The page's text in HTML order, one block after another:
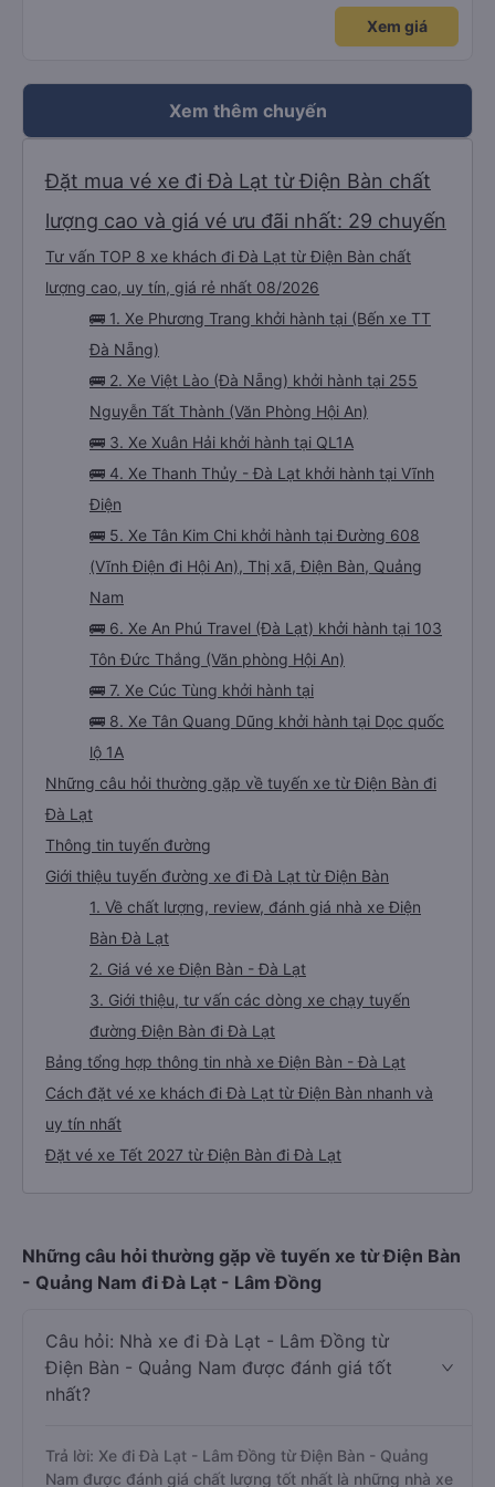
bạn ấy nha. Nếu bạn ấy bị trừ thì bảo bạn ấy liên hệ sđt của mình, mình hỗ
trợ ạ. Số mình đuôi 666, chuyến ĐH-NT ngày 16/1. À các bạn nữ lễ tân xinh
iu còn đổi cho mình phòng đơn sang đôi xong còn note là (một mình) yêu
Xem giá
Xem thêm chuyến
Đặt mua vé xe đi Đà Lạt từ Điện Bàn chất
lượng cao và giá vé ưu đãi nhất: 29 chuyến
Tư vấn TOP 8 xe khách đi Đà Lạt từ Điện Bàn chất
lượng cao, uy tín, giá rẻ nhất 08/2026
🚌 1. Xe Phương Trang khởi hành tại (Bến xe TT
Đà Nẵng)
🚌 2. Xe Việt Lào (Đà Nẵng) khởi hành tại 255
Nguyễn Tất Thành (Văn Phòng Hội An)
🚌 3. Xe Xuân Hải khởi hành tại QL1A
🚌 4. Xe Thanh Thủy - Đà Lạt khởi hành tại Vĩnh
Điện
🚌 5. Xe Tân Kim Chi khởi hành tại Đường 608
(Vĩnh Điện đi Hội An), Thị xã, Điện Bàn, Quảng
Nam
🚌 6. Xe An Phú Travel (Đà Lạt) khởi hành tại 103
Tôn Đức Thắng (Văn phòng Hội An)
🚌 7. Xe Cúc Tùng khởi hành tại
🚌 8. Xe Tân Quang Dũng khởi hành tại Dọc quốc
lộ 1A
Những câu hỏi thường gặp về tuyến xe từ Điện Bàn đi
Đà Lạt
Thông tin tuyến đường
Giới thiệu tuyến đường xe đi Đà Lạt từ Điện Bàn
1. Về chất lượng, review, đánh giá nhà xe Điện
Bàn Đà Lạt
2. Giá vé xe Điện Bàn - Đà Lạt
3. Giới thiệu, tư vấn các dòng xe chạy tuyến
đường Điện Bàn đi Đà Lạt
Bảng tổng hợp thông tin nhà xe Điện Bàn - Đà Lạt
Cách đặt vé xe khách đi Đà Lạt từ Điện Bàn nhanh và
uy tín nhất
Đặt vé xe Tết 2027 từ Điện Bàn đi Đà Lạt
Những câu hỏi thường gặp về tuyến xe từ Điện Bàn
- Quảng Nam đi Đà Lạt - Lâm Đồng
Câu hỏi: Nhà xe đi Đà Lạt - Lâm Đồng từ
Điện Bàn - Quảng Nam được đánh giá tốt
nhất?
Trả lời: Xe đi Đà Lạt - Lâm Đồng từ Điện Bàn - Quảng
Nam được đánh giá chất lượng tốt nhất là những nhà xe